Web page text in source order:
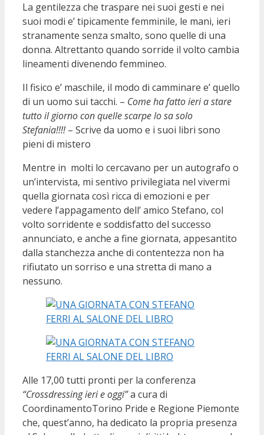
La gentilezza che traspare nei suoi gesti e nei
suoi modi e’ tipicamente femminile, le mani, ieri
stranamente senza smalto, sono quelle di una
donna. Altrettanto quando sorride il volto cambia
lineamenti divenendo femmineo.
Il fisico e’ maschile, il modo di camminare e’ quello
di un uomo sui tacchi. – Come ha fatto ieri a stare
tutto il giorno con quelle scarpe lo sa solo
Stefania!!!!– Scrive da uomo e i suoi libri sono
pieni di mistero
Mentre in molti lo cercavano per un autografo o
un’intervista, mi sentivo privilegiata nel vivermi
quella giornata così ricca di emozioni e per
vedere l’appagamento dell’ amico Stefano, col
volto sorridente e soddisfatto del successo
annunciato, e anche a fine giornata, appesantito
dalla stanchezza anche di contentezza non ha
rifiutato un sorriso e una stretta di mano a
nessuno.
Alle 17,00 tutti pronti per la conferenza
“Crossdressing ieri e oggi”a cura di
CoordinamentoTorino Pride e Regione Piemonte
che, quest’anno, ha dedicato la propria presenza